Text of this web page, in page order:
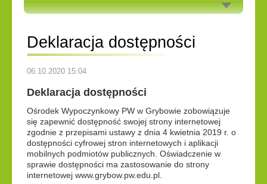
OFERTA
CENNIK 2026
GALERIA
JAK DOJECHAĆ
Grybów
Deklaracja dostępności
06.10.2020 15:04
Deklaracja dostępności
Ośrodek Wypoczynkowy PW w Grybowie zobowiązuje
się zapewnić dostępność swojej strony internetowej
zgodnie z przepisami ustawy z dnia 4 kwietnia 2019 r. o
dostępności cyfrowej stron internetowych i aplikacji
mobilnych podmiotów publicznych. Oświadczenie w
sprawie dostępności ma zastosowanie do strony
internetowej www.grybow.pw.edu.pl.